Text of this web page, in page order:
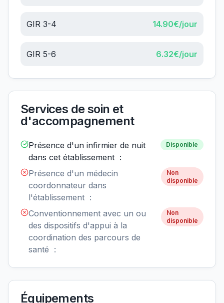
GIR 3-4 14.90€/jour
GIR 5-6 6.32€/jour
Services de soin et
d'accompagnement
Présence d'un infirmier de nuit
dans cet établissement :
Disponible
Présence d'un médecin
coordonnateur dans
l'établissement :
Non
disponible
Conventionnement avec un ou
des dispositifs d'appui à la
coordination des parcours de
santé :
Non
disponible
Équipements